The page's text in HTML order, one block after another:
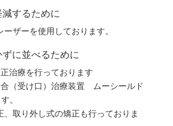
するために
ザーを使用しております。
に並べるために
治療を行っております
（受け口）治療装置 ムーシールド
。
、取り外し式の矯正も行っておりま